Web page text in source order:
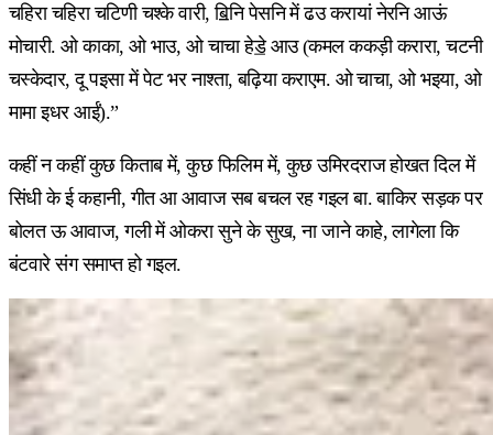
चहिरा चहिरा चटिणी चश्के वारी, ॿिनि पेसनि में ढउ करायां नेरनि आऊं
मोचारी. ओ काका, ओ भाउ, ओ चाचा हेॾे आउ (कमल ककड़ी करारा, चटनी
चस्केदार, दू पइसा में पेट भर नाश्ता, बढ़िया कराएम. ओ चाचा, ओ भइया, ओ
मामा इधर आईं).”
कहीं न कहीं कुछ किताब में, कुछ फिलिम में, कुछ उमिरदराज होखत दिल में
सिंधी के ई कहानी, गीत आ आवाज सब बचल रह गइल बा. बाकिर सड़क पर
बोलत ऊ आवाज, गली में ओकरा सुने के सुख, ना जाने काहे, लागेला कि
बंटवारे संग समाप्त हो गइल.